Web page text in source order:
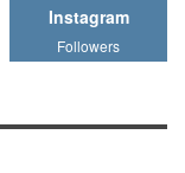
Instagram
Followers